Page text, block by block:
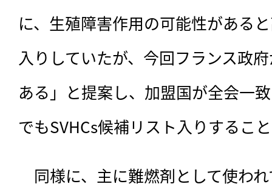
に、生殖障害作用の可能性がある
入りしていたが、今回フランス政
ある」と提案し、加盟国が全会一
でもSVHCs候補リスト入りするこ
同様に、主に難燃剤として使わ